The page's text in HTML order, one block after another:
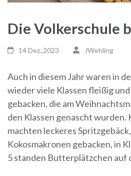
Die Volkerschule
14 Dez.,2023 JWehling
Auch in diesem Jahr waren in
wieder viele Klassen fleißig
gebacken, die am
den Klassen genascht wurden.
machten leckeres
Kokosmakronen gebacken, in
5 standen Butterplätzchen auf